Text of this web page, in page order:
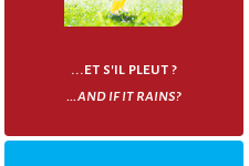
...et s'il pleut ?
…and if it rains?